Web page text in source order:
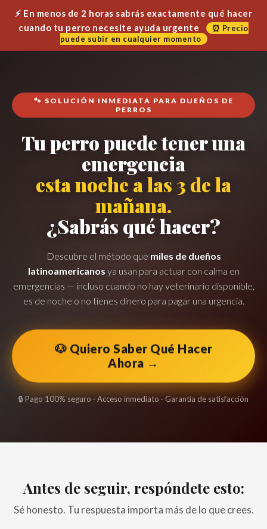
⚡ En menos de 2 horas sabrás exactamente qué hacer
cuando tu perro necesite ayuda urgente
⏰ Precio
puede subir en cualquier momento
🐾 SOLUCIÓN INMEDIATA PARA DUEÑOS DE
PERROS
Tu perro puede tener una
emergencia
esta noche a las 3 de la
mañana.
¿Sabrás qué hacer?
Descubre el método que miles de dueños
latinoamericanos ya usan para actuar con calma en
emergencias — incluso cuando no hay veterinario disponible,
es de noche o no tienes dinero para pagar una urgencia.
🐶 Quiero Saber Qué Hacer
Ahora →
🔒 Pago 100% seguro · Acceso inmediato · Garantía de satisfacción
Antes de seguir, respóndete esto:
Sé honesto. Tu respuesta importa más de lo que crees.